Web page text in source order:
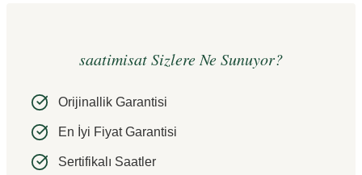
saatimisat Sizlere Ne Sunuyor?
Orijinallik Garantisi
En İyi Fiyat Garantisi
Sertifikalı Saatler